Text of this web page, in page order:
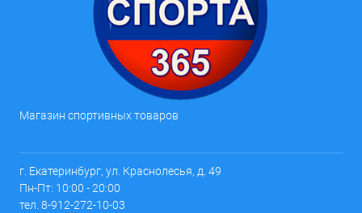
Магазин спортивных товаров
г. Екатеринбург, ул. Краснолесья, д. 49
Пн-Пт: 10:00 - 20:00
тел. 8-912-272-10-03